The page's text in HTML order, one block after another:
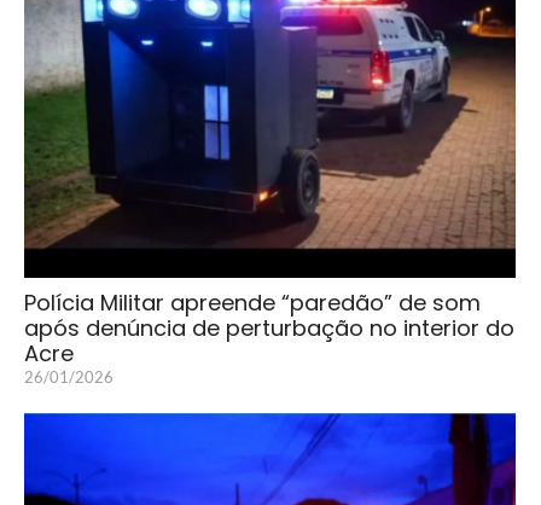
Polícia Militar apreende “paredão” de som
após denúncia de perturbação no interior do
Acre
26/01/2026